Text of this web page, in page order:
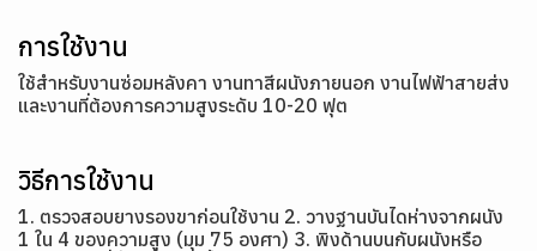
การใช้งาน
ใช้สำหรับงานซ่อมหลังคา งานทาสีผนังภายนอก งานไฟฟ้าสายส่ง
และงานที่ต้องการความสูงระดับ 10-20 ฟุต
วิธีการใช้งาน
1. ตรวจสอบยางรองขาก่อนใช้งาน 2. วางฐานบันไดห่างจากผนัง
1 ใน 4 ของความสูง (มุม 75 องศา) 3. พิงด้านบนกับผนังหรือ